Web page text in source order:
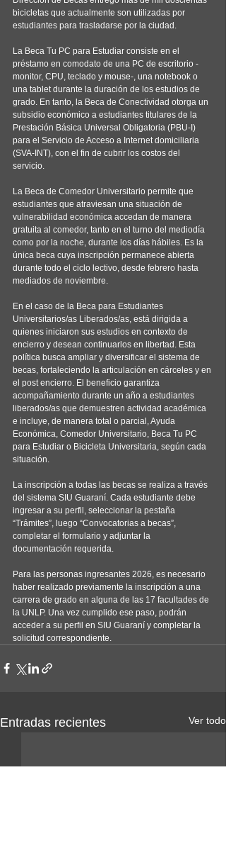
bicicletas que actualmente son utilizadas por
estudiantes para trasladarse por la ciudad.
La Beca Tu PC para Estudiar consiste en el
préstamo en comodato de una PC de escritorio -
monitor, CPU, teclado y mouse-, una notebook o
una tablet durante la duración de los estudios de
grado. En tanto, la Beca de Conectividad otorga un
subsidio económico a estudiantes titulares de la
Prestación Básica Universal Obligatoria (PBU-I)
para el Servicio de Acceso a Internet domiciliaria
(SVA-INT), con el fin de cubrir los costos del
servicio.
La Beca de Comedor Universitario permite que
estudiantes que atraviesan una situación de
vulnerabilidad económica accedan de manera
gratuita al comedor, tanto en el turno del mediodía
como por la noche, durante los días hábiles. Es la
única beca cuya inscripción permanece abierta
durante todo el ciclo lectivo, desde febrero hasta
mediados de noviembre.
En el caso de la Beca para Estudiantes
Universitarios/as Liberados/as, está dirigida a
quienes iniciaron sus estudios en contexto de
encierro y desean continuarlos en libertad. Esta
política busca ampliar y diversificar el sistema de
becas, fortaleciendo la articulación en cárceles y en
el post encierro. El beneficio garantiza
acompañamiento durante un año a estudiantes
liberados/as que demuestren actividad académica
e incluye, de manera total o parcial, Ayuda
Económica, Comedor Universitario, Beca Tu PC
para Estudiar o Bicicleta Universitaria, según cada
situación.
La inscripción a todas las becas se realiza a través
del sistema SIU Guaraní. Cada estudiante debe
ingresar a su perfil, seleccionar la pestaña
“Trámites”, luego “Convocatorias a becas”,
completar el formulario y adjuntar la
documentación requerida.
Para las personas ingresantes 2026, es necesario
haber realizado previamente la inscripción a una
carrera de grado en alguna de las 17 facultades de
la UNLP. Una vez cumplido ese paso, podrán
acceder a su perfil en SIU Guaraní y completar la
solicitud correspondiente.
Entradas recientes Ver todo